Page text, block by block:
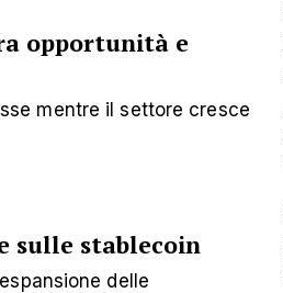
opportunità e
mentre il settore cresce
sulle stablecoin
delle